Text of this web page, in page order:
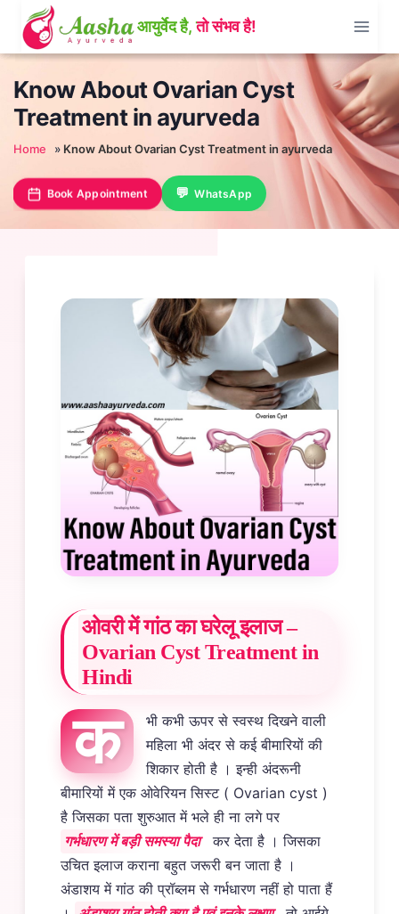
content
Know About Ovarian Cyst
Treatment in ayurveda
Home » Know About Ovarian Cyst Treatment in ayurveda
Book Appointment WhatsApp
ओवरी में गांठ का घरेलू इलाज –
Ovarian Cyst Treatment in
Hindi
क
भी कभी ऊपर से स्वस्थ दिखने वाली
महिला भी अंदर से कई बीमारियों की
शिकार होती है । इन्ही अंदरूनी
बीमारियों में एक ओवेरियन सिस्ट ( Ovarian cyst )
है जिसका पता शुरुआत में भले ही ना लगे पर
गर्भधारण में बड़ी समस्या पैदा
कर देता है । जिसका
उचित इलाज कराना बहुत जरूरी बन जाता है ।
अंडाशय में गांठ की प्रॉब्लम से गर्भधारण नहीं हो पाता हैं